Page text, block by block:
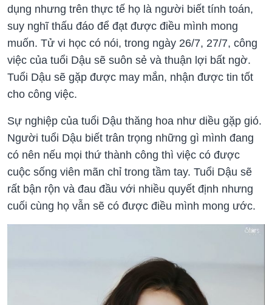
dụng nhưng trên thực tế họ là người biết tính toán,
suy nghĩ thấu đáo để đạt được điều mình mong
muốn. Tử vi học có nói, trong ngày 26/7, 27/7, công
việc của tuổi Dậu sẽ suôn sẻ và thuận lợi bất ngờ.
Tuổi Dậu sẽ gặp được may mắn, nhận được tin tốt
cho công việc.
Sự nghiệp của tuổi Dậu thăng hoa như diều gặp gió.
Người tuổi Dậu biết trân trọng những gì mình đang
có nên nếu mọi thứ thành công thì việc có được
cuộc sống viên mãn chỉ trong tầm tay. Tuổi Dậu sẽ
rất bận rộn và đau đầu với nhiều quyết định nhưng
cuối cùng họ vẫn sẽ có được điều mình mong ước.